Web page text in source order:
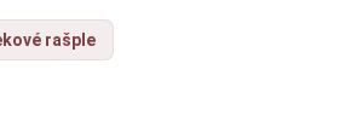
rašple